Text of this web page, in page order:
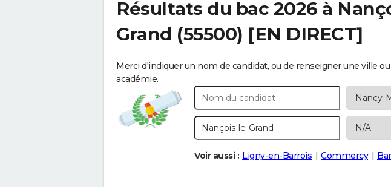
Résultats du bac 2026 à
Grand (55500) [EN DIRECT]
Merci d'indiquer un nom de candidat, ou de renseigner une ville
académie.
Voir aussi : Ligny-en-Barrois Commercy